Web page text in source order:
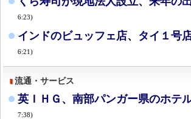
6:23)
インドのビュッフェ店、タイ１号
6:21)
流通・サービス
英ＩＨＧ、南部パンガー県のホテ
7:38)